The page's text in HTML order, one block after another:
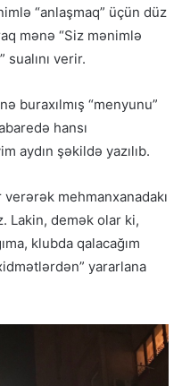
“anlaşmaq” üçün düz
mənə “Siz mənimlə
verir.
buraxılmış “menyunu”
hansı
aydın şəkildə yazılıb.
mehmanxanadakı
Lakin, demək olar ki,
klubda qalacağım
yararlana